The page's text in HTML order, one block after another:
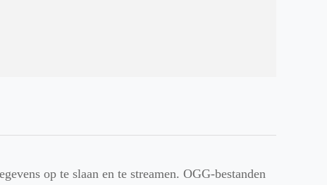
op te slaan en te streamen. OGG-bestanden